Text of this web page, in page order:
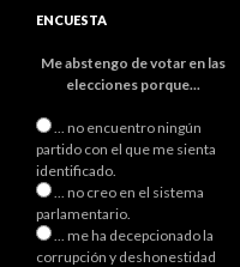
ENCUESTA
Me abstengo de votar en las
elecciones porque...
... no encuentro ningún
partido con el que me sienta
identificado.
... no creo en el sistema
parlamentario.
... me ha decepcionado la
corrupción y deshonestidad